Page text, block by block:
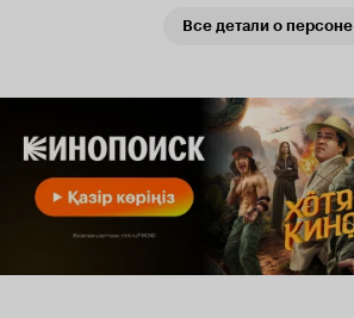
Все детали о персоне